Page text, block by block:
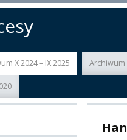
NAUKOWE
JAKOŚĆ KSZTAŁCENIA
NOSTRYFIKACJA
X 2024 – IX 2025 Archiwum